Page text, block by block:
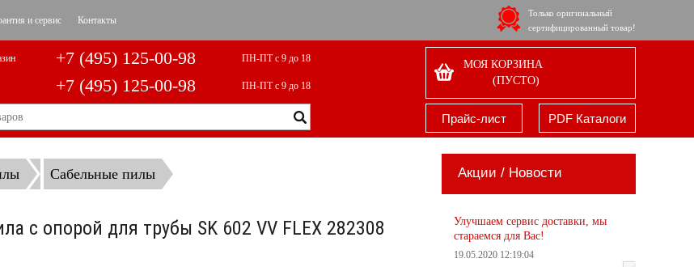
и сервис Контакты
Только оригинальный
сертифицированный товар!
+7 (495) 125-00-98 ПН-ПТ с 9 до 18
+7 (495) 125-00-98 ПН-ПТ с 9 до 18
МОЯ КОРЗИНА
(ПУСТО)
Прайс-лист PDF Каталоги
Сабельные пилы
с опорой для трубы SK 602 VV FLEX 282308
Акции / Новости
Улучшаем сервис доставки, мы
стараемся для Вас!
19.05.2020 12:19:04